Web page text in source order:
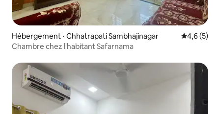
Hébergement ⋅ Chhatrapati Sambhajinagar Évaluation
4,6 (5)
Chambre chez l'habitant Safarnama